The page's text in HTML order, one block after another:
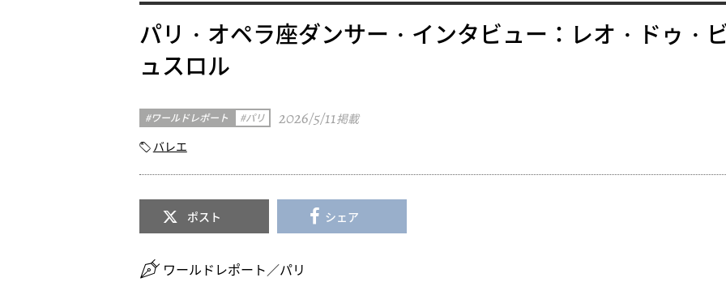
パリ・オペラ座ダンサー・インタビュー：レオ・ドゥ・
ュスロル
ワールドレポート パリ 2026/5/11掲載
バレエ
ポスト シェア
ワールドレポート／パリ